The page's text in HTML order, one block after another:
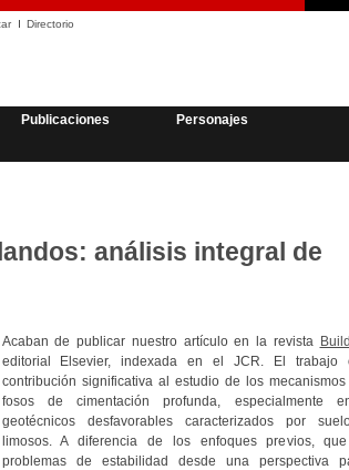
Directorio
Publicaciones
Personajes
análisis integral de
Acaban de publicar nuestro artículo en la revista
editorial Elsevier, indexada en el JCR. El trabajo
contribución significativa al estudio de los
fosos de cimentación profunda, especialmente
geotécnicos desfavorables caracterizados por
limosos. A diferencia de los enfoques previos,
problemas de estabilidad desde una perspectiva